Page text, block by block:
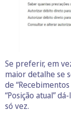
Se preferir, em
maior detalhe se
de
“Posição atual”
só vez.